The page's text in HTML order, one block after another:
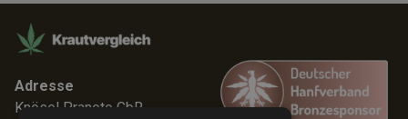
Adresse
Knösel Pranoto GbR